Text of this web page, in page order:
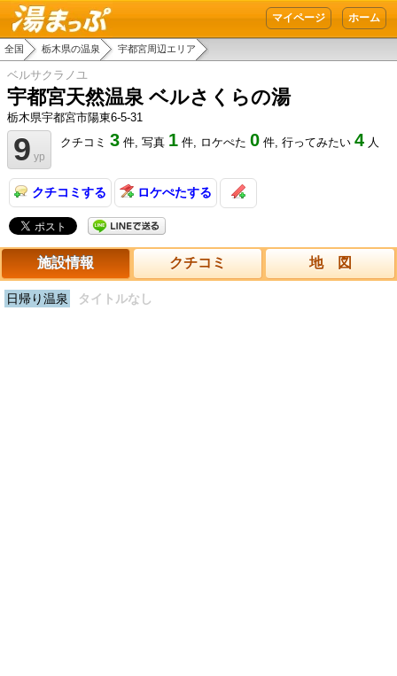
全国 栃木県の温泉 宇都宮周辺エリア
ベルサクラノユ
宇都宮天然温泉 ベルさくらの湯
栃木県宇都宮市陽東6-5-31
9 yp
クチコミ 3 件, 写真 1 件, ロケぺた 0 件, 行ってみたい 4 人
クチコミする ロケぺたする
施設情報 クチコミ 地 図
日帰り温泉 タイトルなし
ホーム
マイページ